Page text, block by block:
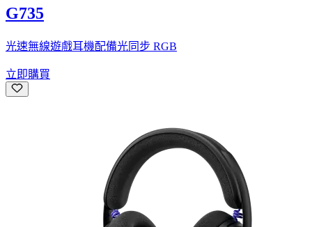
G735
光速無線遊戲耳機配備光同步 RGB
立即購買